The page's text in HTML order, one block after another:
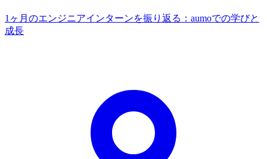
1ヶ月のエンジニアインターンを振り返る：aumoでの学びと
成長